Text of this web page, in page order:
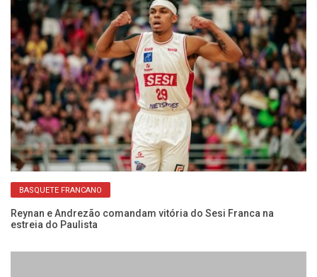
BASQUETE FRANCANO
Reynan e Andrezão comandam vitória do Sesi Franca na
estreia do Paulista